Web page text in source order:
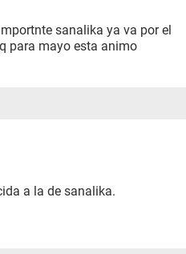
sanalika ya va por el
para mayo esta animo
a la de sanalika.